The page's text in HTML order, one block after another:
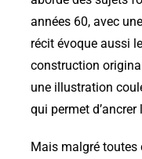
années 60, avec
récit évoque aussi
construction
une illustration
qui permet d’ancrer
Mais malgré toutes